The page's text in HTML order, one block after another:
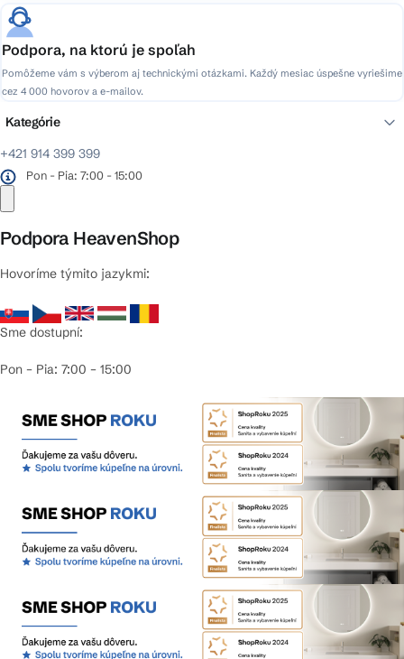
Podpora, na ktorú je spoľah
Pomôžeme vám s výberom aj technickými otázkami. Každý mesiac úspešne vyriešime
cez 4 000 hovorov a e-mailov.
+421 914 399 399
Pon - Pia: 7:00 - 15:00
Podpora HeavenShop
Hovoríme týmito jazykmi:
Sme dostupní:
Pon – Pia: 7:00 – 15:00
Kategórie